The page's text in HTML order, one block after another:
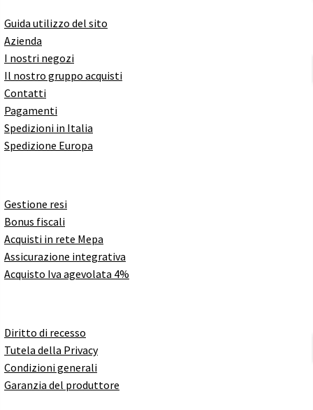
Guida utilizzo del sito
Azienda
I nostri negozi
Il nostro gruppo acquisti
Contatti
Pagamenti
Spedizioni in Italia
Spedizione Europa
Gestione resi
Bonus fiscali
Acquisti in rete Mepa
Assicurazione integrativa
Acquisto Iva agevolata 4%
Diritto di recesso
Tutela della Privacy
Condizioni generali
Garanzia del produttore